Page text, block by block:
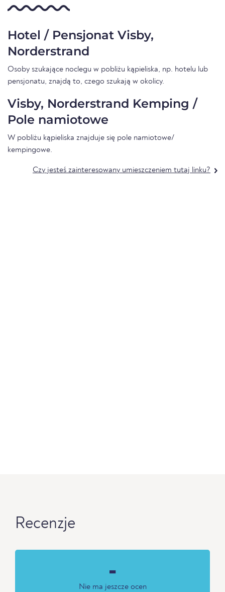
Hotel / Pensjonat Visby,
Norderstrand
Osoby szukające noclegu w pobliżu kąpieliska, np. hotelu lub
pensjonatu, znajdą to, czego szukają w okolicy.
Visby, Norderstrand Kemping /
Pole namiotowe
W pobliżu kąpieliska znajduje się pole namiotowe/
kempingowe.
Czy jesteś zainteresowany umieszczeniem tutaj linku?
Recenzje
-
Nie ma jeszcze ocen